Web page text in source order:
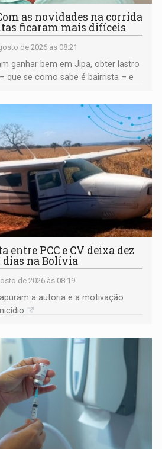
as novidades na corrida
ficaram mais difíceis
de 2026 às 08:21
ganhar bem em Jipa, obter lastro
que se como sabe é bairrista – e
entre PCC e CV deixa dez
dias na Bolívia
de 2026 às 08:19
a autoria e a motivação